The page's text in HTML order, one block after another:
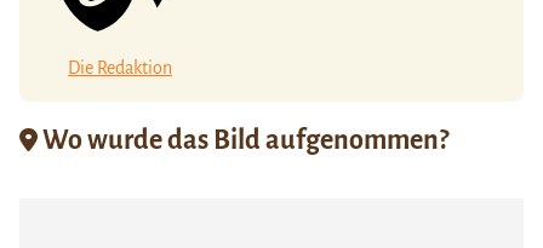
Die Redaktion
Wo wurde das Bild aufgenommen?